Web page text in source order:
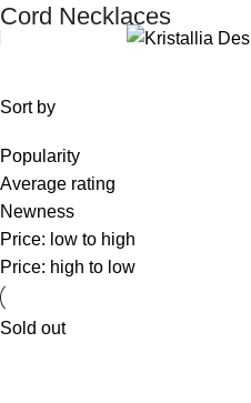
Join our newsletter
Cord Necklaces
Sort by
Popularity
Average rating
Newness
Price: low to high
Price: high to low
Sold out